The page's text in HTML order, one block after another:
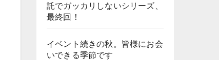
託でガッカリしないシリーズ、
最終回！
イベント続きの秋。皆様にお会
いできる季節です